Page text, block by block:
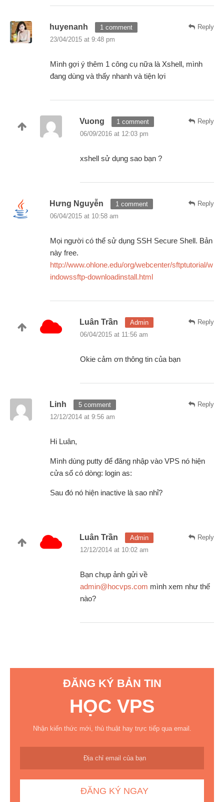
Reply
huyenanh
1 comment
23/04/2015 at 9:48 pm
Mình gợi ý thêm 1 công cụ nữa là Xshell, mình
đang dùng và thấy nhanh và tiện lợi
Reply
Vuong
1 comment
06/09/2016 at 12:03 pm
xshell sử dụng sao bạn ?
Reply
Hưng Nguyễn
1 comment
06/04/2015 at 10:58 am
Mọi người có thể sử dụng SSH Secure Shell. Bản
này free.
http://www.ohlone.edu/org/webcenter/sftptutorial/w
indowssftp-downloadinstall.html
Reply
Luân Trần
Admin
06/04/2015 at 11:56 am
Okie cảm ơn thông tin của bạn
Reply
Linh
5 comment
12/12/2014 at 9:56 am
Hi Luân,
Mình dùng putty để đăng nhập vào VPS nó hiện
cửa sổ có dòng: login as:
Sau đó nó hiện inactive là sao nhỉ?
Reply
Luân Trần
Admin
12/12/2014 at 10:02 am
Bạn chụp ảnh gửi về
admin@hocvps.com mình xem như thế
nào?
ĐĂNG KÝ BẢN TIN
HỌC VPS
Nhận kiến thức mới, thủ thuật hay trực tiếp qua email.